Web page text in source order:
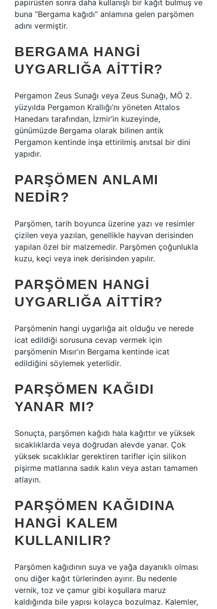
papirüsten sonra daha kullanışlı bir kağıt bulmuş ve
buna “Bergama kağıdı” anlamına gelen parşömen
adını vermiştir.
BERGAMA HANGI
UYGARLIĞA AITTIR?
Pergamon Zeus Sunağı veya Zeus Sunağı, MÖ 2.
yüzyılda Pergamon Krallığı’nı yöneten Attalos
Hanedanı tarafından, İzmir’in kuzeyinde,
günümüzde Bergama olarak bilinen antik
Pergamon kentinde inşa ettirilmiş anıtsal bir dini
yapıdır.
PARŞÖMEN ANLAMI
NEDIR?
Parşömen, tarih boyunca üzerine yazı ve resimler
çizilen veya yazılan, genellikle hayvan derisinden
yapılan özel bir malzemedir. Parşömen çoğunlukla
kuzu, keçi veya inek derisinden yapılır.
PARŞÖMEN HANGI
UYGARLIĞA AITTIR?
Parşömenin hangi uygarlığa ait olduğu ve nerede
icat edildiği sorusuna cevap vermek için
parşömenin Mısır’ın Bergama kentinde icat
edildiğini söylemek yeterlidir.
PARŞÖMEN KAĞIDI
YANAR MI?
Sonuçta, parşömen kağıdı hala kağıttır ve yüksek
sıcaklıklarda veya doğrudan alevde yanar. Çok
yüksek sıcaklıklar gerektiren tarifler için silikon
pişirme matlarına sadık kalın veya astarı tamamen
atlayın.
PARŞÖMEN KAĞIDINA
HANGI KALEM
KULLANILIR?
Parşömen kağıdının suya ve yağa dayanıklı olması
onu diğer kağıt türlerinden ayırır. Bu nedenle
vernik, toz ve çamur gibi koşullara maruz
kaldığında bile yapısı kolayca bozulmaz. Kalemler,